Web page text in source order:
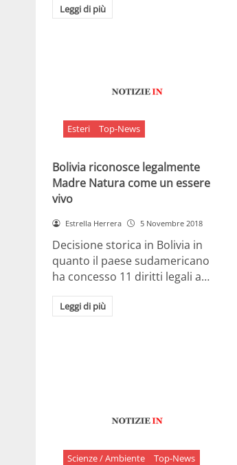
Leggi di più
Esteri Top-News
Bolivia riconosce legalmente
Madre Natura come un essere
vivo
Estrella Herrera 5 Novembre 2018
Decisione storica in Bolivia in
quanto il paese sudamericano
ha concesso 11 diritti legali a…
Leggi di più
Scienze / Ambiente Top-News